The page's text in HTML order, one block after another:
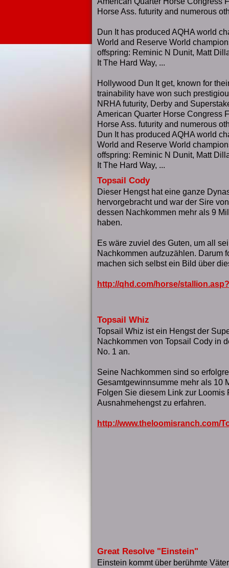
Horse Ass. futurity and numerous
Dun It has produced AQHA world
World and Reserve World
offspring: Reminic N Dunit, Matt
It The Hard Way, ...
Hollywood Dun It get, known for
trainability have won such
NRHA futurity, Derby and
American Quarter Horse Congress
Horse Ass. futurity and numerous
Dun It has produced AQHA world
World and Reserve World
offspring: Reminic N Dunit, Matt
It The Hard Way, ...
Topsail Cody
Dieser Hengst hat eine ganze
hervorgebracht und war der Sire
dessen Nachkommen mehr als 9
haben.
Es wäre zuviel des Guten, um all
Nachkommen aufzuzählen. Darum
machen sich selbst ein Bild über
http://qhd.com/horse/
Topsail Whiz
Topsail Whiz ist ein Hengst der
Nachkommen von Topsail Cody in
No. 1 an.
Seine Nachkommen sind so
Gesamtgewinnsumme mehr als 10
Folgen Sie diesem Link zur Loomis
Ausnahmehengst zu erfahren.
http://www.theloomisranch.com/
Great Resolve "Einstein"
Einstein kommt über berühmte